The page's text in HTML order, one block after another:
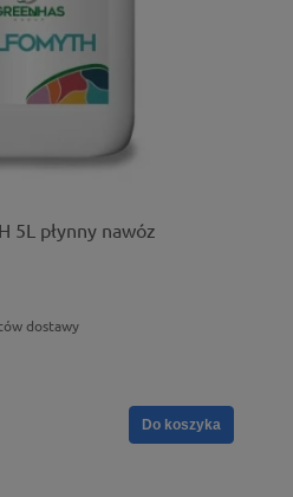
5L płynny nawóz
dostawy
Do koszyka